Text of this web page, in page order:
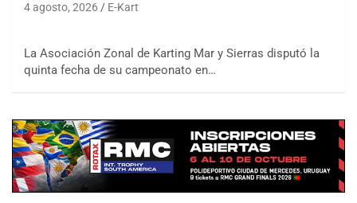
4 agosto, 2026 E-Kart
La Asociación Zonal de Karting Mar y Sierras disputó la
quinta fecha de su campeonato en…